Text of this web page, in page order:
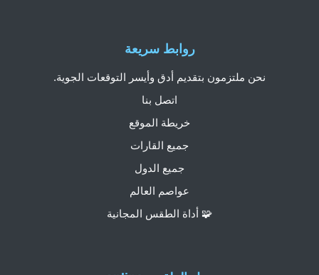
روابط سريعة
نحن ملتزمون بتقديم أدق وأيسر التوقعات الجوية.
اتصل بنا
خريطة الموقع
جميع القارات
جميع الدول
عواصم العالم
🧩 أداة الطقس المجانية